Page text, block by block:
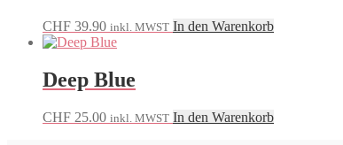
CHF 39.90 inkl. MWST In den Warenkorb
Deep Blue
CHF 25.00 inkl. MWST In den Warenkorb